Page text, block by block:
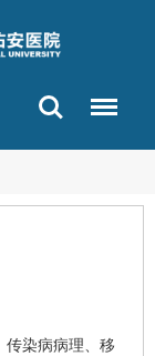
传染病病理、移